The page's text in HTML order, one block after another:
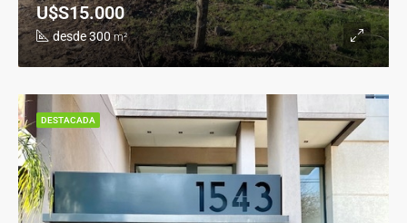
desde 300 m²
U$S15.000
DESTACADA